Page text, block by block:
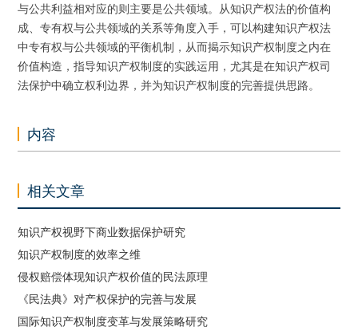
与公共利益相对应的则主要是公共领域。从知识产权法的价值构
成、专有权与公共领域的关系等角度入手，可以构建知识产权法
中专有权与公共领域的平衡机制，从而揭示知识产权制度之内在
价值构造，指导知识产权制度的实践运用，尤其是在知识产权司
法保护中确立权利边界，并为知识产权制度的完善提供思路。
内容
相关文章
知识产权视野下商业数据保护研究
知识产权制度的效率之维
侵权赔偿体现知识产权价值的民法原理
《民法典》对产权保护的完善与发展
国际知识产权制度变革与发展策略研究